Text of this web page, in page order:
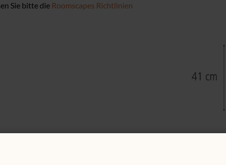
Sie bitte die Roomscapes Richtlinien